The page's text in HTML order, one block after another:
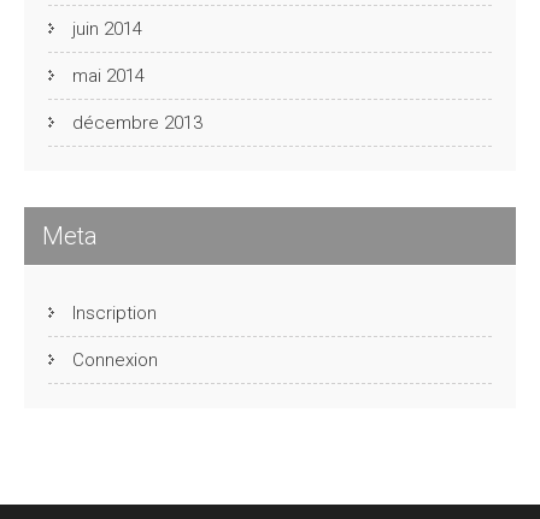
juin 2014
mai 2014
décembre 2013
Meta
Inscription
Connexion